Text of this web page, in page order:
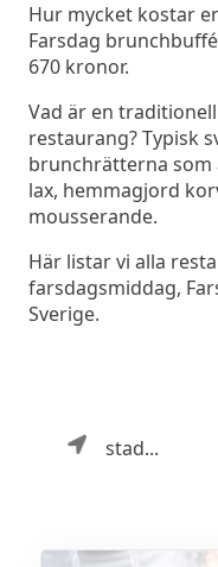
Hur mycket kostar
Farsdag
670 kronor.
Vad är en
restaurang? Typisk
brunchrätterna som
lax, hemmagjord
mousserande.
Här listar vi alla
farsdagsmiddag,
Sverige.
stad...